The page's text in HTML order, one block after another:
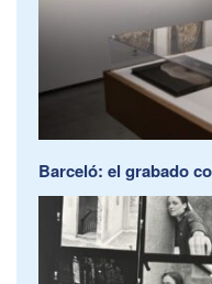
Barceló: el grabado